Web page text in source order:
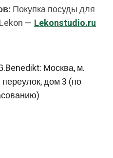
Покупка посуды для
— Lekonstudio.ru
Москва, м.
дом 3 (по